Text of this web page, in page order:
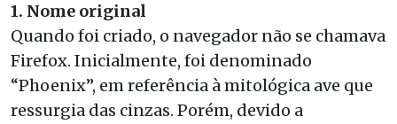
1. Nome original
Quando foi criado, o navegador não se chamava
Firefox. Inicialmente, foi denominado
“Phoenix”, em referência à mitológica ave que
ressurgia das cinzas. Porém, devido a